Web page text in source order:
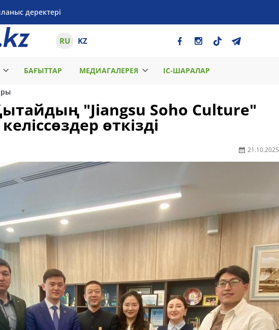
деректері
RU KZ
БАҒЫТТАР МЕДИАГАЛЕРЕЯ ІС-ШАРАЛАР
"Jiangsu Soho Culture"
өткізді
21.10.2025